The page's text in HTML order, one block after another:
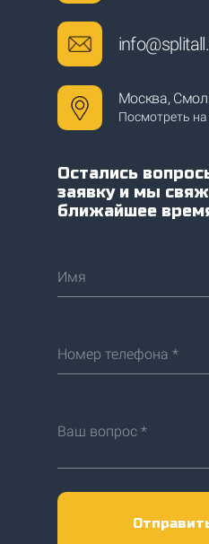
Москва,
Остались
заявку и мы
ближайшее
Имя
Номер телефона *
Ваш вопрос *
Посмотреть на